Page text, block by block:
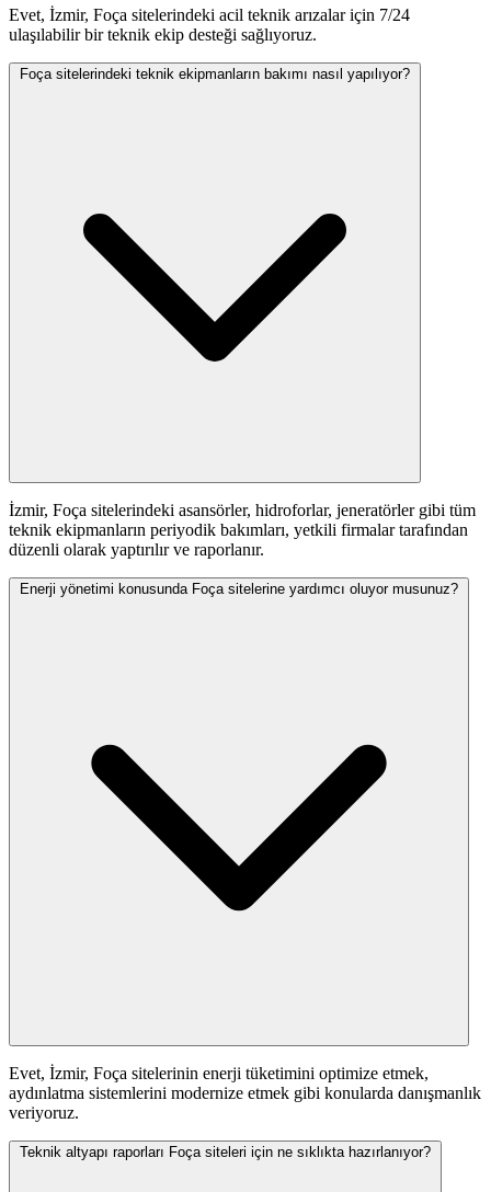
Evet, İzmir, Foça sitelerindeki acil teknik arızalar için 7/24
ulaşılabilir bir teknik ekip desteği sağlıyoruz.
Foça sitelerindeki teknik ekipmanların bakımı nasıl yapılıyor?
İzmir, Foça sitelerindeki asansörler, hidroforlar, jeneratörler gibi tüm
teknik ekipmanların periyodik bakımları, yetkili firmalar tarafından
düzenli olarak yaptırılır ve raporlanır.
Enerji yönetimi konusunda Foça sitelerine yardımcı oluyor musunuz?
Evet, İzmir, Foça sitelerinin enerji tüketimini optimize etmek,
aydınlatma sistemlerini modernize etmek gibi konularda danışmanlık
veriyoruz.
Teknik altyapı raporları Foça siteleri için ne sıklıkta hazırlanıyor?